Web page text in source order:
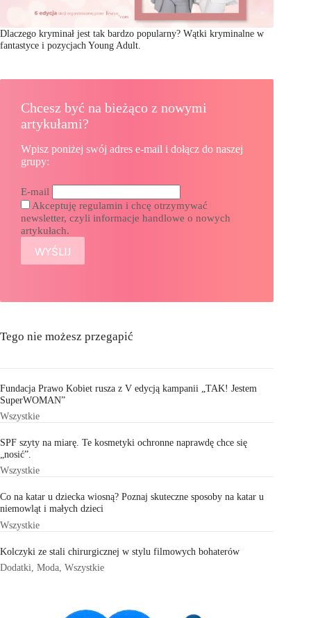
Dlaczego kryminał jest tak bardzo popularny? Wątki kryminalne w
fantastyce i pozycjach Young Adult.
Chcesz być na bieżąco z nowymi
artykułami?
Wpisz poniżej swój adres e-mail i dołącz do naszej
grupy:
E-mail
Akceptuję regulamin i chcę otrzymywać
newsletter, czyli informacje handlowe o nowych
artykułach.
Tego nie możesz przegapić
Fundacja Prawo Kobiet rusza z V edycją kampanii „TAK! Jestem
SuperWOMAN”
Wszystkie
SPF szyty na miarę. Te kosmetyki ochronne naprawdę chce się
„nosić”.
Wszystkie
Co na katar u dziecka wiosną? Poznaj skuteczne sposoby na katar u
niemowląt i małych dzieci
Wszystkie
Kolczyki ze stali chirurgicznej w stylu filmowych bohaterów
Dodatki Moda Wszystkie